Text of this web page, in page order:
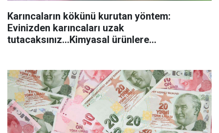
Karıncaların kökünü kurutan yöntem:
Evinizden karıncaları uzak
tutacaksınız...Kimyasal ürünlere